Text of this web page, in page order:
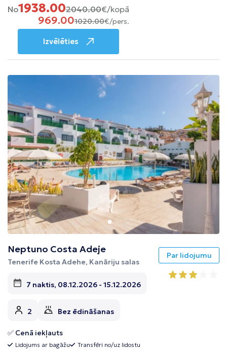
No1938.002040.00€/kopā
969.001020.00€/pers.
Izvēlēties
Neptuno Costa Adeje
Tenerife Kosta Adehe, Kanāriju salas
7 naktis, 08.12.2026 - 15.12.2026
2 Bez ēdināšanas
✅ Cenā iekļauts
Lidojums ar bagāžu
Transfēri no/uz lidostu
Par lidojumu